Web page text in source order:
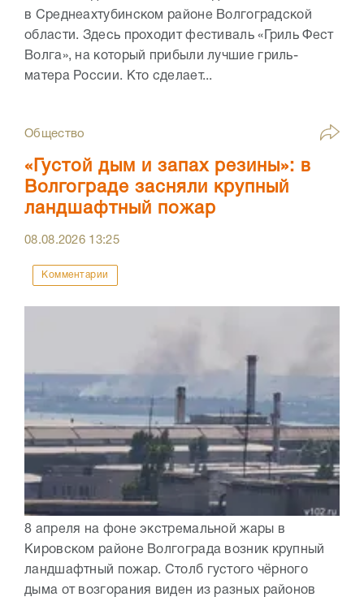
в Среднеахтубинском районе Волгоградской
области. Здесь проходит фестиваль «Гриль Фест
Волга», на который прибыли лучшие гриль-
матера России. Кто сделает...
Общество
«Густой дым и запах резины»: в
Волгограде засняли крупный
ландшафтный пожар
08.08.2026 13:25
Комментарии
8 апреля на фоне экстремальной жары в
Кировском районе Волгограда возник крупный
ландшафтный пожар. Столб густого чёрного
дыма от возгорания виден из разных районов